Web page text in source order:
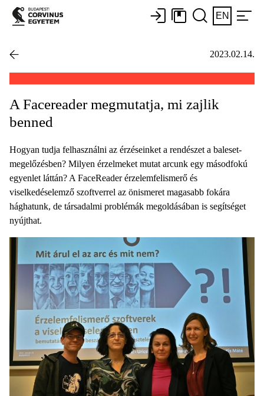
EN
2023.02.14.
A Facereader megmutatja, mi zajlik
benned
Hogyan tudja felhasználni az érzéseinket a rendészet a baleset-
megelőzésben? Milyen érzelmeket mutat arcunk egy másodfokú
egyenlet láttán? A FaceReader érzelemfelismerő és
viselkedéselemző szoftverrel az önismeret magasabb fokára
hághatunk, de társadalmi problémák megoldásában is segítséget
nyújthat.